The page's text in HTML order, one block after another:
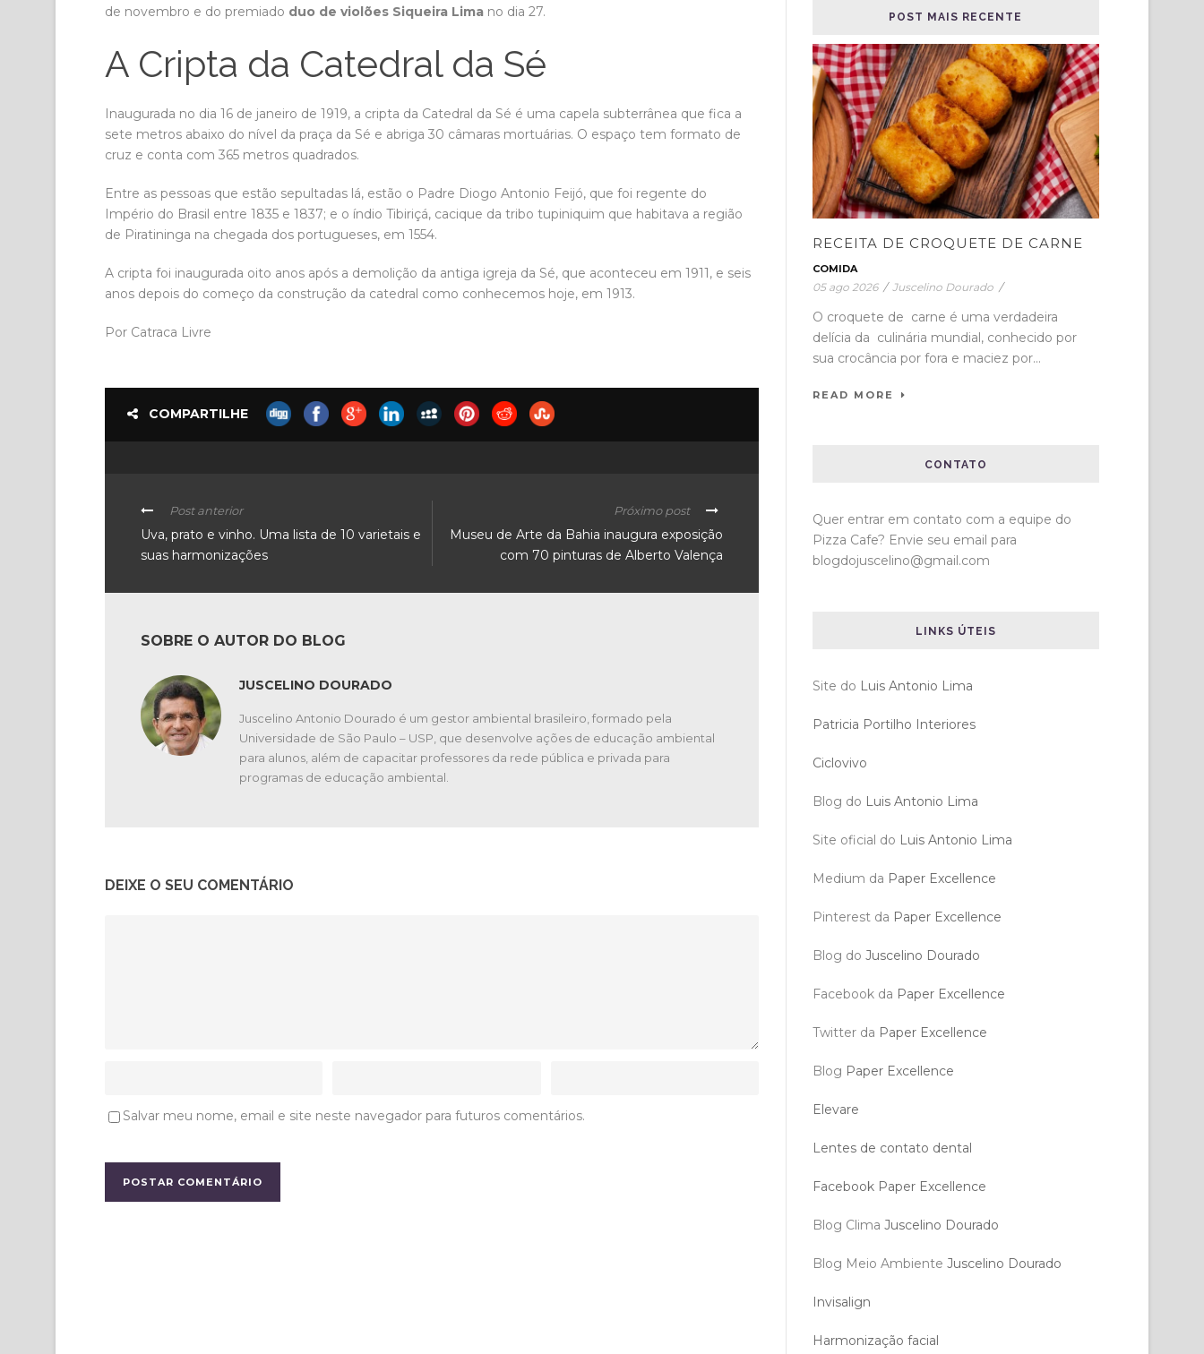
de novembro e do premiado duo de violões Siqueira Lima no dia 27.
A Cripta da Catedral da Sé
Inaugurada no dia 16 de janeiro de 1919, a cripta da Catedral da Sé é uma capela subterrânea que fica a
sete metros abaixo do nível da praça da Sé e abriga 30 câmaras mortuárias. O espaço tem formato de
cruz e conta com 365 metros quadrados.
Entre as pessoas que estão sepultadas lá, estão o Padre Diogo Antonio Feijó, que foi regente do
Império do Brasil entre 1835 e 1837; e o índio Tibiriçá, cacique da tribo tupiniquim que habitava a região
de Piratininga na chegada dos portugueses, em 1554.
A cripta foi inaugurada oito anos após a demolição da antiga igreja da Sé, que aconteceu em 1911, e seis
anos depois do começo da construção da catedral como conhecemos hoje, em 1913.
Por Catraca Livre
COMPARTILHE
Post anterior
Uva, prato e vinho. Uma lista de 10 varietais e
suas harmonizações
Próximo post
Museu de Arte da Bahia inaugura exposição
com 70 pinturas de Alberto Valença
SOBRE O AUTOR DO BLOG
JUSCELINO DOURADO
Juscelino Antonio Dourado é um gestor ambiental brasileiro, formado pela
Universidade de São Paulo – USP, que desenvolve ações de educação ambiental
para alunos, além de capacitar professores da rede pública e privada para
programas de educação ambiental.
DEIXE O SEU COMENTÁRIO
Salvar meu nome, email e site neste navegador para futuros comentários.
POST MAIS RECENTE
RECEITA DE CROQUETE DE CARNE
COMIDA
05 ago 2026 / Juscelino Dourado /
O croquete de carne é uma verdadeira
delícia da culinária mundial, conhecido por
sua crocância por fora e maciez por...
READ MORE
CONTATO
Quer entrar em contato com a equipe do
Pizza Cafe? Envie seu email para
blogdojuscelino@gmail.com
LINKS ÚTEIS
Site do Luis Antonio Lima
Patricia Portilho Interiores
Ciclovivo
Blog do Luis Antonio Lima
Site oficial do Luis Antonio Lima
Medium da Paper Excellence
Pinterest da Paper Excellence
Blog do Juscelino Dourado
Facebook da Paper Excellence
Twitter da Paper Excellence
Blog Paper Excellence
Elevare
Lentes de contato dental
Facebook Paper Excellence
Blog Clima Juscelino Dourado
Blog Meio Ambiente Juscelino Dourado
Invisalign
Harmonização facial